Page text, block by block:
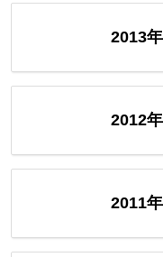
2013
2012
2011